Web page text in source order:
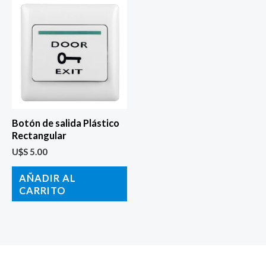
Botón de salida Plástico
Rectangular
U$S 5.00
AÑADIR AL
CARRITO